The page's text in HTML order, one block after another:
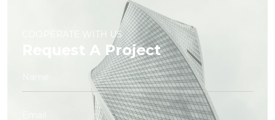
COOPERATE WITH US
Request A Project